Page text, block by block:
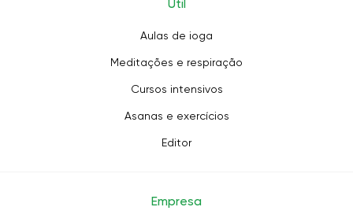
Útil
Aulas de ioga
Meditações e respiração
Cursos intensivos
Asanas e exercícios
Editor
Empresa